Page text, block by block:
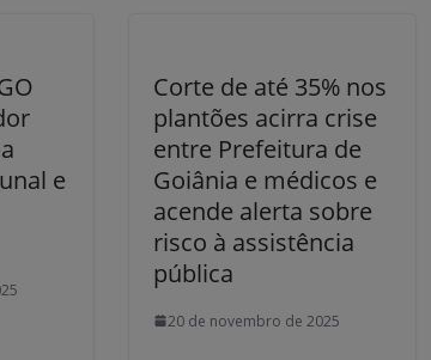
e
Corte de até 35% nos
plantões acirra crise
entre Prefeitura de
Goiânia e médicos e
acende alerta sobre
risco à assistência
pública
20 de novembro de 2025